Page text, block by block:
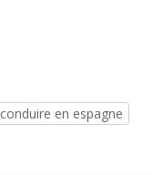
conduire en espagne